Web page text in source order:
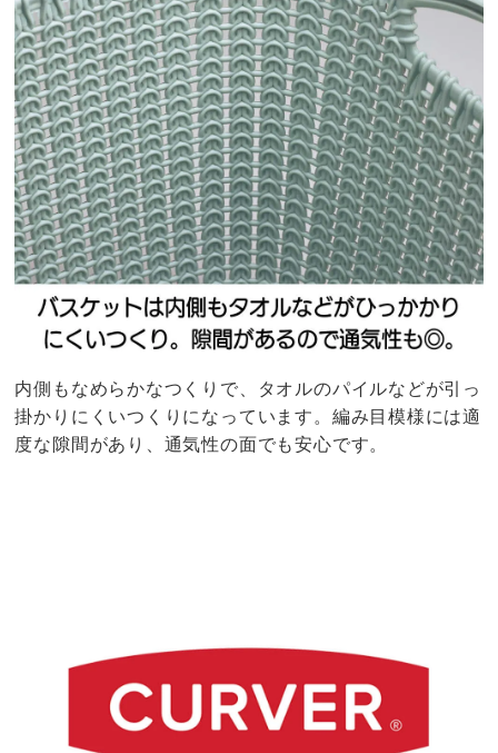
内側もなめらかなつくりで、タオルのパイルなどが引っ
掛かりにくいつくりになっています。編み目模様には適
度な隙間があり、通気性の面でも安心です。